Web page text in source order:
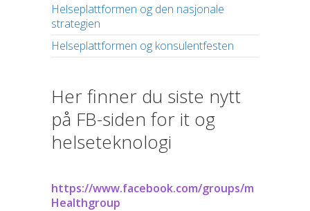
Helseplattformen og den nasjonale
strategien
Helseplattformen og konsulentfesten
Her finner du siste nytt
på FB-siden for it og
helseteknologi
https://www.facebook.com/groups/m
Healthgroup